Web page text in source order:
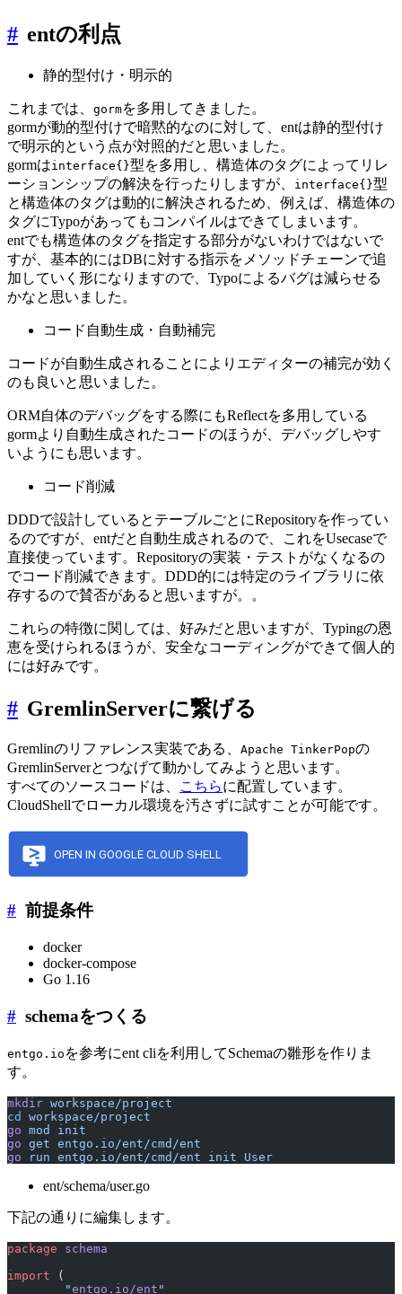
# entの利点
静的型付け・明示的
これまでは、 gormを多用してきました。
gormが動的型付けで暗黙的なのに対して、entは静的型付け
で明示的という点が対照的だと思いました。
gormはinterface{}型を多用し、構造体のタグによってリレ
ーションシップの解決を行ったりしますが、
interface{}型
と構造体のタグは動的に解決されるため、例えば、構造体の
タグにTypoがあってもコンパイルはできてしまいます。
entでも構造体のタグを指定する部分がないわけではないで
すが、基本的にはDBに対する指示をメソッドチェーンで追
加していく形になりますので、Typoによるバグは減らせる
かなと思いました。
コード自動生成・自動補完
コードが自動生成されることによりエディターの補完が効く
のも良いと思いました。
ORM自体のデバッグをする際にもReflectを多用している
gormより自動生成されたコードのほうが、デバッグしやす
いようにも思います。
コード削減
DDDで設計しているとテーブルごとにRepositoryを作ってい
るのですが、entだと自動生成されるので、これをUsecaseで
直接使っています。Repositoryの実装・テストがなくなるの
でコード削減できます。DDD的には特定のライブラリに依
存するので賛否があると思いますが。。
これらの特徴に関しては、好みだと思いますが、Typingの恩
恵を受けられるほうが、安全なコーディングができて個人的
には好みです。
# GremlinServerに繋げる
Gremlinのリファレンス実装である、 Apache TinkerPopの
GremlinServerとつなげて動かしてみようと思います。
すべてのソースコードは、
こちらに配置しています。
CloudShellでローカル環境を汚さずに試すことが可能です。
# 前提条件
docker
docker-compose
Go 1.16
# schemaをつくる
entgo.io を参考にent cliを利用してSchemaの雛形を作りま
す。
mkdir workspace/project
cd
workspace/project
go mod
init
go get entgo.io/ent/cmd/ent
go run entgo.io/ent/cmd/ent init User
ent/schema/user.go
下記の通りに編集します。
package schema
import (
	"
entgo.io/ent "